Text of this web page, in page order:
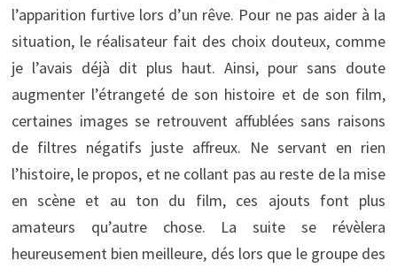
l’apparition furtive lors d’un rêve. Pour ne pas aider à la
situation, le réalisateur fait des choix douteux, comme
je l’avais déjà dit plus haut. Ainsi, pour sans doute
augmenter l’étrangeté de son histoire et de son film,
certaines images se retrouvent affublées sans raisons
de filtres négatifs juste affreux. Ne servant en rien
l’histoire, le propos, et ne collant pas au reste de la mise
en scène et au ton du film, ces ajouts font plus
amateurs qu’autre chose. La suite se révèlera
heureusement bien meilleure, dés lors que le groupe des